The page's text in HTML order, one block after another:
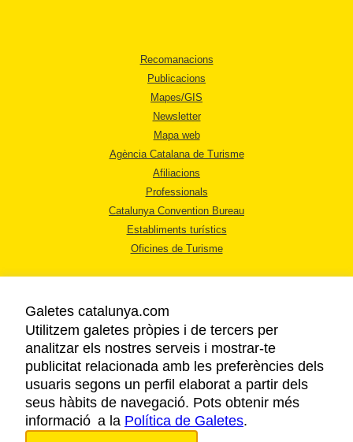
Recomanacions
Publicacions
Mapes/GIS
Newsletter
Mapa web
Agència Catalana de Turisme
Afiliacions
Professionals
Catalunya Convention Bureau
Establiments turístics
Oficines de Turisme
AVÍS LEGAL
POLÍTICA DE PRIVACITAT
COOKIES
ACCESSIBILITAT
Galetes catalunya.com
Utilitzem galetes pròpies i de tercers per
analitzar els nostres serveis i mostrar-te
publicitat relacionada amb les preferències dels
usuaris segons un perfil elaborat a partir dels
seus hàbits de navegació. Pots obtenir més
informació a la Política de Galetes.